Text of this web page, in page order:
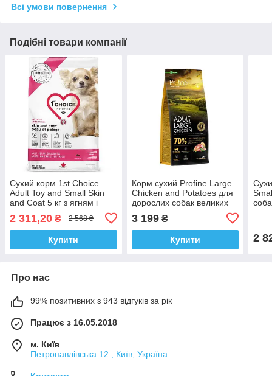
Всі умови повернення
Подібні товари компанії
Сухий корм 1st Choice
Adult Toy and Small Skin
and Coat 5 кг з ягням і
рибою для собак міні та
малих порід
2 311,20 ₴ 2 568 ₴
Купити
Корм сухий Profine Large
Chicken and Potatoes для
дорослих собак великих
картоплею, 12 кг
3 199₴
Купити 2
Про нас
99% позитивних з 943 відгуків за рік
Працює з 16.05.2018
м. Київ
Петропавлівська 12 , Київ, Україна